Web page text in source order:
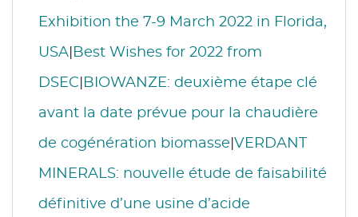
Exhibition the 7-9 March 2022 in Florida,
USA Best Wishes for 2022 from
DSEC BIOWANZE: deuxième étape clé
avant la date prévue pour la chaudière
de cogénération biomasse VERDANT
MINERALS: nouvelle étude de faisabilité
définitive d’une usine d’acide